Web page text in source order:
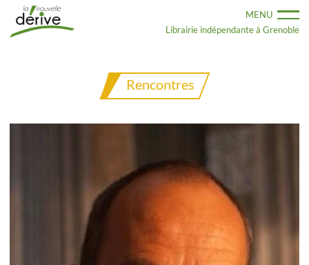
contenu
principal
Librairie indépendante à Grenoble
MENU
Rencontres